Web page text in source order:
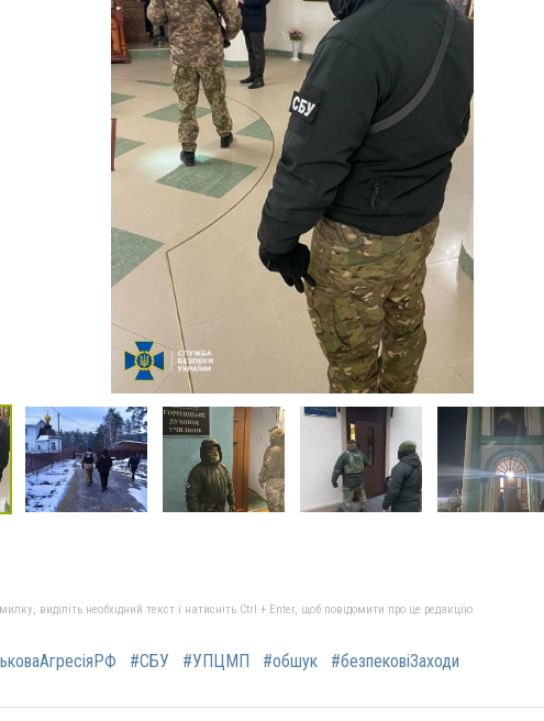
виділіть необхідний текст і натисніть Ctrl + Enter, щоб повідомити про це редакцію
#СБУ #УПЦМП #обшук #безпековіЗаходи